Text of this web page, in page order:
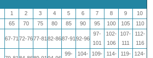
1 2 3 4 5 6 7 8 9
10
65 70 75 80 85 90 95 100 105
110
67-71 72-7677-81 82-8687-91 92-96
97-
101
102-
106
107-
111
112-
116
99- 104- 109- 114- 119- 124-